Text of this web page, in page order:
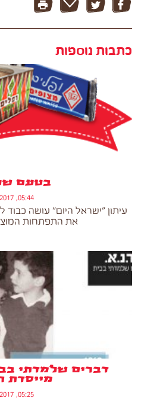
כתבות נוספות
בטעם
05:44, 21.04.2017
עיתון "ישראל היום" עושה כבוד
את התפתחות המוצר
דברים שלמדתי
מייסדת
05:25, 21.04.2017